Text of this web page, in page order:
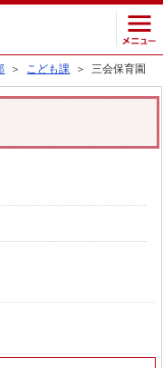
＞ こども課 ＞ 三会保育園